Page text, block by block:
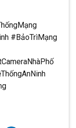
#BảoTrìMạng